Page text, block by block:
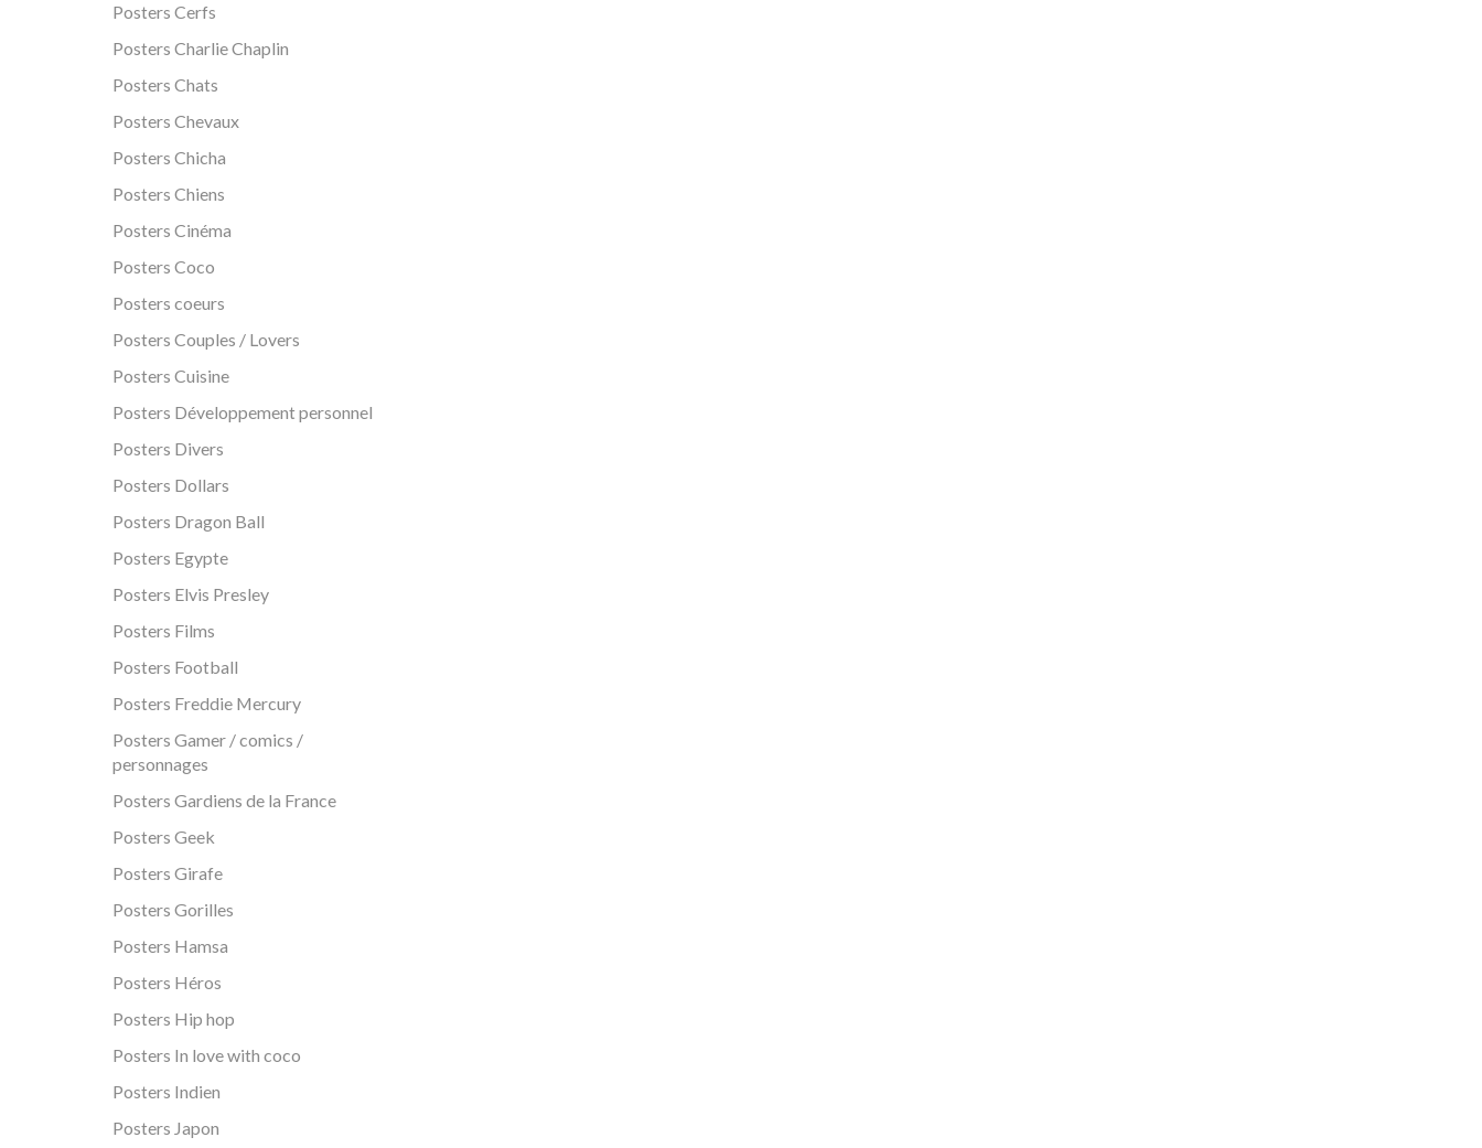
Posters Cerfs
Posters Charlie Chaplin
Posters Chats
Posters Chevaux
Posters Chicha
Posters Chiens
Posters Cinéma
Posters Coco
Posters coeurs
Posters Couples / Lovers
Posters Cuisine
Posters Développement personnel
Posters Divers
Posters Dollars
Posters Dragon Ball
Posters Egypte
Posters Elvis Presley
Posters Films
Posters Football
Posters Freddie Mercury
Posters Gamer / comics /
personnages
Posters Gardiens de la France
Posters Geek
Posters Girafe
Posters Gorilles
Posters Hamsa
Posters Héros
Posters Hip hop
Posters In love with coco
Posters Indien
Posters Japon